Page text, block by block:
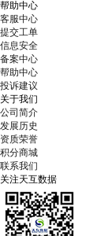
帮助中心
客服中心
提交工单
信息安全
备案中心
帮助中心
投诉建议
关于我们
公司简介
发展历史
资质荣誉
积分商城
联系我们
关注天互数据